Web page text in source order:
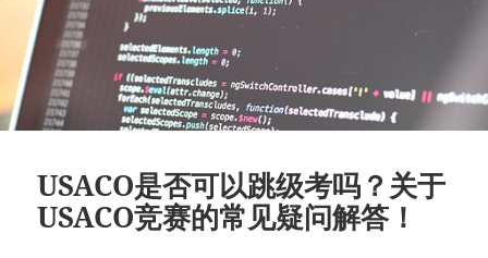
USACO是否可以跳级考吗？关于
USACO竞赛的常见疑问解答！